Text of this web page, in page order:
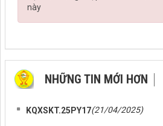
này
NHỮNG TIN MỚI HƠN
KQXSKT.25PY17(21/04/2025)